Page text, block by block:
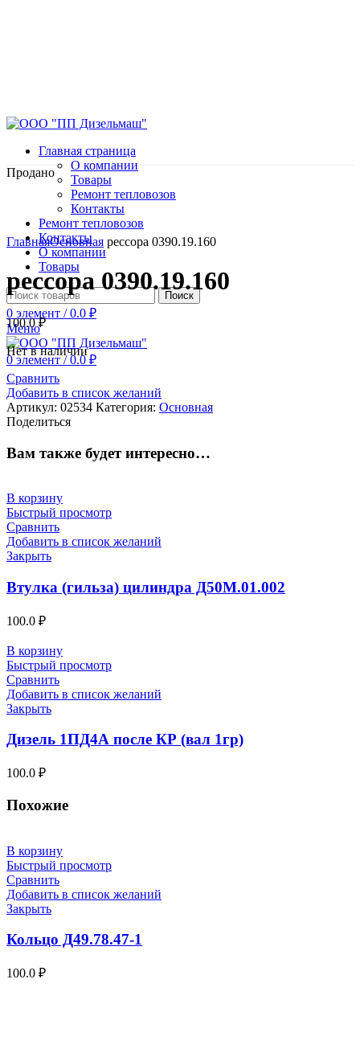
Главная страница
О компании
Товары
Ремонт тепловозов
Контакты
Ремонт тепловозов
Контакты
О компании
Товары
Поиск
0 элемент / 0.0 ₽
Меню
0элемент / 0.0₽
Продано
Нажмите, чтобы увеличить
ГлавнаяОсновная рессора 0390.19.160
рессора 0390.19.160
100.0₽
Нет в наличии
Сравнить
Добавить в список желаний
Артикул: 02534 Категория: Основная
Поделиться
Вам также будет интересно…
В корзину
Быстрый просмотр
Сравнить
Добавить в список желаний
Закрыть
Втулка (гильза) цилиндра Д50М.01.002
100.0 ₽
В корзину
Быстрый просмотр
Сравнить
Добавить в список желаний
Закрыть
Дизель 1ПД4А после КР (вал 1гр)
100.0 ₽
Похожие
В корзину
Быстрый просмотр
Сравнить
Добавить в список желаний
Закрыть
Кольцо Д49.78.47-1
100.0 ₽